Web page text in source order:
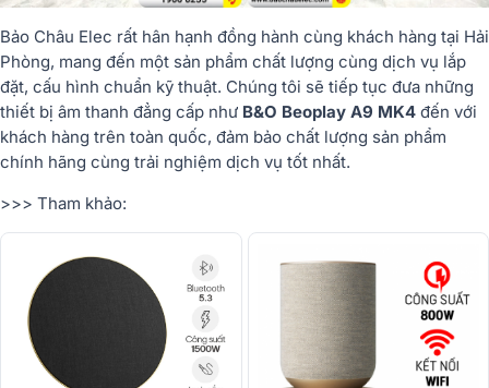
Bảo Châu Elec rất hân hạnh đồng hành cùng khách hàng tại Hải
Phòng, mang đến một sản phẩm chất lượng cùng dịch vụ lắp
đặt, cấu hình chuẩn kỹ thuật. Chúng tôi sẽ tiếp tục đưa những
thiết bị âm thanh đẳng cấp như B&O Beoplay A9 MK4 đến với
khách hàng trên toàn quốc, đảm bảo chất lượng sản phẩm
chính hãng cùng trải nghiệm dịch vụ tốt nhất.
>>> Tham khảo: